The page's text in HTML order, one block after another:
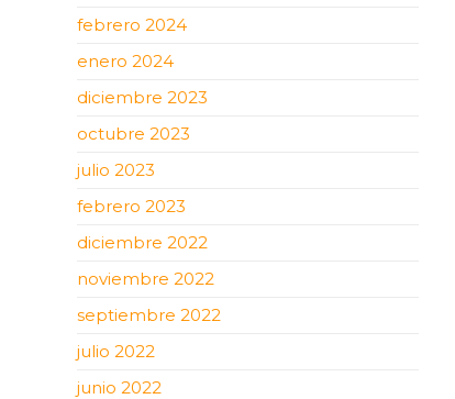
febrero 2024
enero 2024
diciembre 2023
octubre 2023
julio 2023
febrero 2023
diciembre 2022
noviembre 2022
septiembre 2022
julio 2022
junio 2022